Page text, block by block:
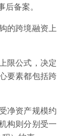
备案。
的跨境融资上
限公式，决定
要素都包括跨
净资产规模约
构则分别受一